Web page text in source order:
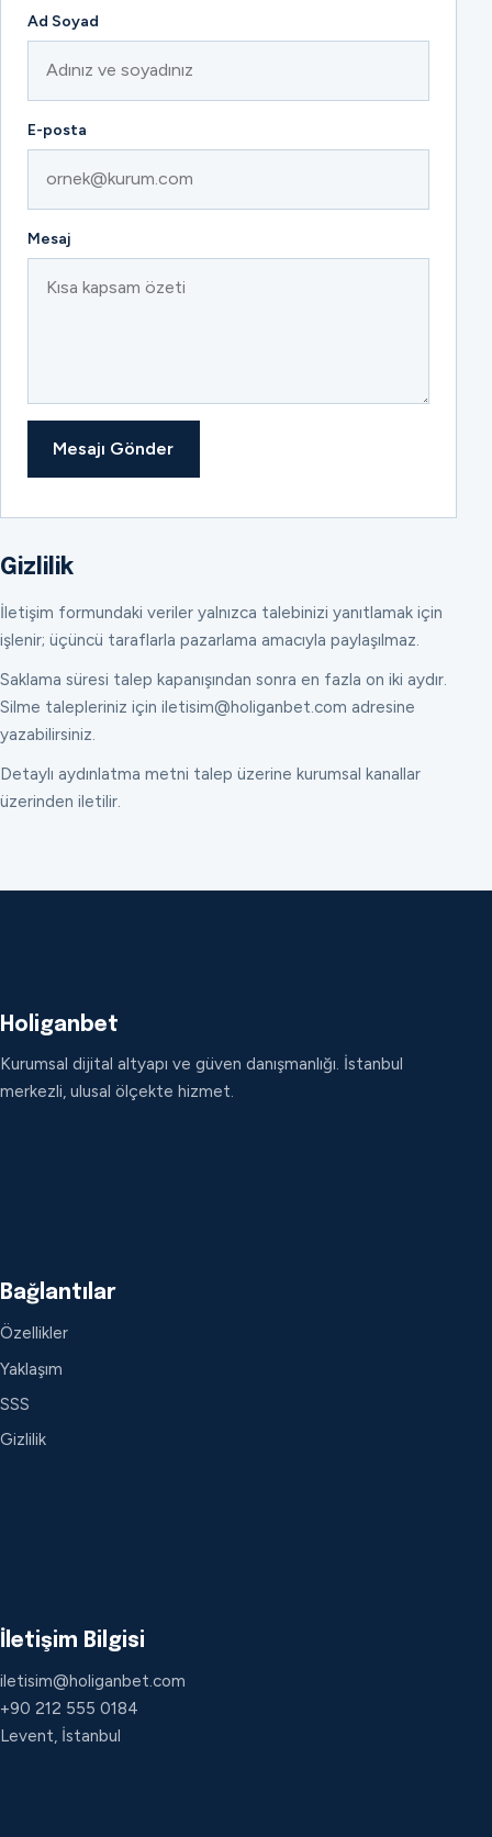
Ad Soyad
E-posta
Mesaj
Mesajı Gönder
Gizlilik
İletişim formundaki veriler yalnızca talebinizi yanıtlamak için
işlenir; üçüncü taraflarla pazarlama amacıyla paylaşılmaz.
Saklama süresi talep kapanışından sonra en fazla on iki aydır.
Silme talepleriniz için iletisim@holiganbet.com adresine
yazabilirsiniz.
Detaylı aydınlatma metni talep üzerine kurumsal kanallar
üzerinden iletilir.
Holiganbet
Kurumsal dijital altyapı ve güven danışmanlığı. İstanbul
merkezli, ulusal ölçekte hizmet.
Bağlantılar
Özellikler
Yaklaşım
SSS
Gizlilik
İletişim Bilgisi
iletisim@holiganbet.com
+90 212 555 0184
Levent, İstanbul